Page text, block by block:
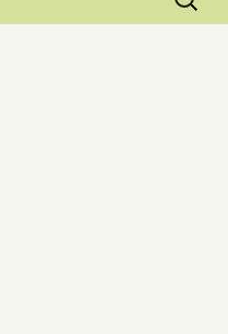
naar: